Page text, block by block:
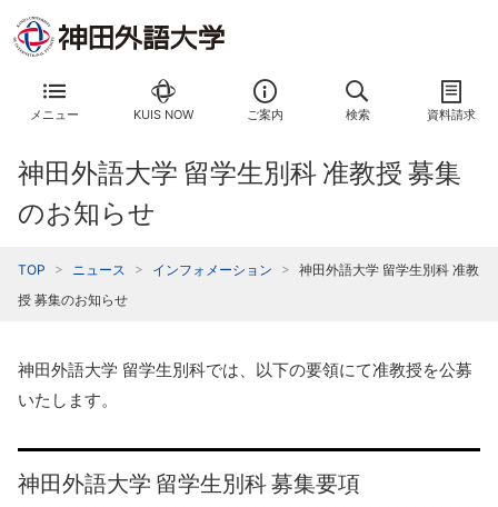
メニュー KUIS NOW ご案内 検索 資料請求
神田外語大学 留学生別科 准教授 募集
のお知らせ
TOP ニュース インフォメーション
神田外語大学 留学生別科 准教
授 募集のお知らせ
神田外語大学 留学生別科では、以下の要領にて准教授を公募
いたします。
神田外語大学 留学生別科 募集要項